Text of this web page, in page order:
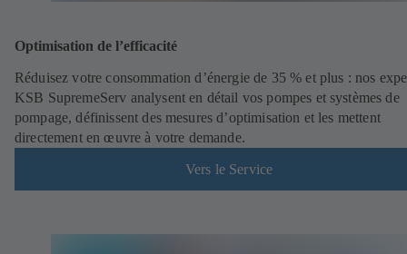
Optimisation de l’efficacité
Réduisez votre consommation d’énergie de 35 % et plus : nos
KSB SupremeServ analysent en détail vos pompes et systèmes de
pompage, définissent des mesures d’optimisation et les mettent
directement en œuvre à votre demande.
Vers le Service